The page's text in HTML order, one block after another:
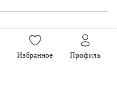
Избранное Профиль